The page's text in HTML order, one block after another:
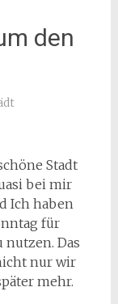
den
Stadt
bei mir
Ich haben
für
nutzen. Das
nur wir
mehr.